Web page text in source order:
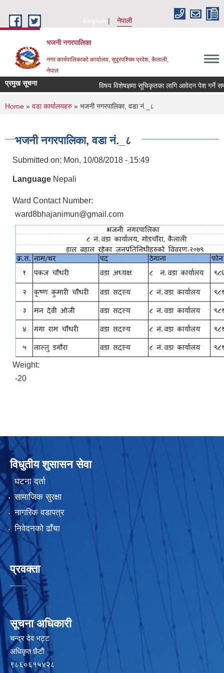
English
नेपाली
भजनी नगरपालिका
नगर कार्यपालिकाको कार्यालय, सुदूरपश्चिम प्रदेश, कैलाली,
नेपाल
प्रमुख सूचना विषय विशेषज्ञमा सूचिकृतका लागि आवेदन पेश गर्ने
You are here
Home » वडा कार्यालयहरु » भजनी नगरपालिका, वडा नं._८
भजनी नगरपालिका, वडा नं._८
Submitted on: Mon, 10/08/2018 - 15:49
Language Nepali
Ward Contact Number:
ward8bhajanimun@gmail.com
Weight:
-20
विधुतीय शुसासन सेवा
घटना दर्ता
सामाजिक सुरक्षा
नागरिक वडापत्र
निवेदनको ढाँचा
प्रवक्ता
........
सूचना अधिकारी
चन्द्र देव भट्ट
अधिकृत छैटाैं
९८६०६१५४२८